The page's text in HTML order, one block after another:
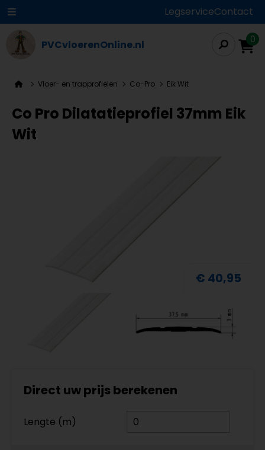
LegserviceContact
PVCvloerenOnline.nl 0
Vloer- en trapprofielen Co-Pro Eik Wit
Co Pro Dilatatieprofiel 37mm Eik
Wit
€ 40,95
Direct uw prijs berekenen
Lengte (m)